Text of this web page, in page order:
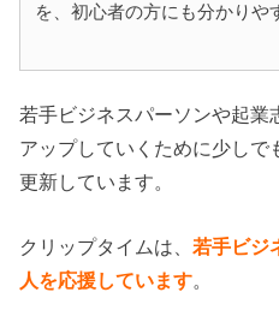
を、初心者の方にも分かりや
若手ビジネスパーソンや起業
アップしていくために少しで
更新しています。
クリップタイムは、若手ビジ
人を応援しています。